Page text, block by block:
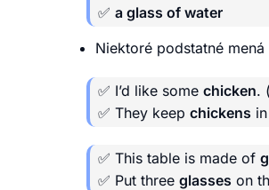
✅ a glass of water
Niektoré podstatné
✅ I’d like some chicken.
✅ They keep chickens
✅ This table is made of
✅ Put three glasses on